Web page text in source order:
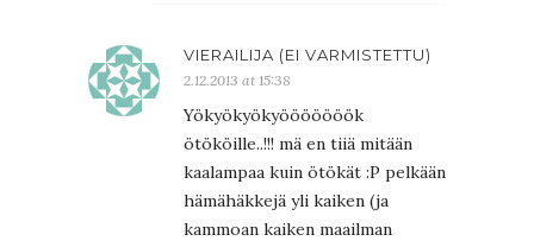
VIERAILIJA (EI VARMISTETTU)
2.12.2013 at 15:38
Yökyökyökyööööööök
ötököille..!!! mä en tiiä mitään
kaalampaa kuin ötökät :P pelkään
hämähäkkejä yli kaiken (ja
kammoan kaiken maailman